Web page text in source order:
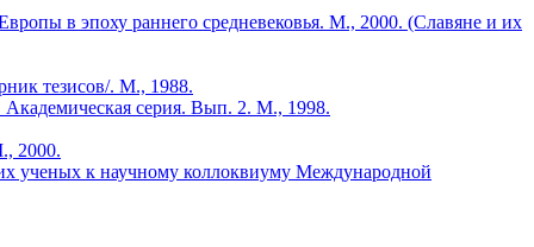
в эпоху раннего средневековья. М., 2000. (Славяне и их
тезисов/. М., 1988.
Академическая серия. Вып. 2. М., 1998.
2000.
ученых к научному коллоквиуму Международной